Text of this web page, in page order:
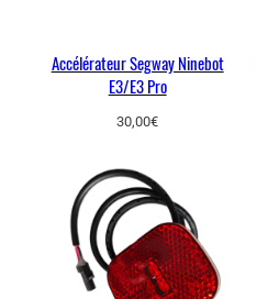
Accélérateur Segway Ninebot
E3/E3 Pro
30,00€